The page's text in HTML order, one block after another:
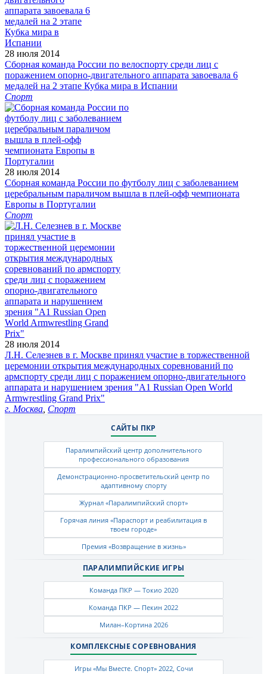
28 июля 2014
Сборная команда России по велоспорту среди лиц с
поражением опорно-двигательного аппарата завоевала 6
медалей на 2 этапе Кубка мира в Испании
Спорт
28 июля 2014
Сборная команда России по футболу лиц с заболеванием
церебральным параличом вышла в плей-офф чемпионата
Европы в Португалии
Спорт
28 июля 2014
Л.Н. Селезнев в г. Москве принял участие в торжественной
церемонии открытия международных соревнований по
армспорту среди лиц с поражением опорно-двигательного
аппарата и нарушением зрения "А1 Russian Open Wоrld
Armwrestling Grand Prix"
г. Москва Спорт
САЙТЫ ПКР
Паралимпийский центр дополнительного
профессионального образования
Демонстрационно-просветительский центр по
адаптивному спорту
Журнал «Паралимпийский спорт»
Горячая линия «Параспорт и реабилитация в
твоем городе»
Премия «Возвращение в жизнь»
ПАРАЛИМПИЙСКИЕ ИГРЫ
Команда ПКР — Токио 2020
Команда ПКР — Пекин 2022
Милан–Кортина 2026
КОМПЛЕКСНЫЕ СОРЕВНОВАНИЯ
Игры «Мы Вместе. Спорт» 2022, Сочи